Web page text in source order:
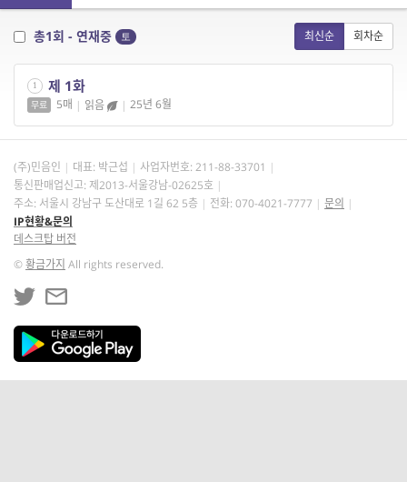
총1회 - 연재중 토 최신순 회차순
1 제 1화
무료 5매 | 읽음 | 25년 6월
(주)민음인 대표: 박근섭 사업자번호: 211-88-33701
통신판매업신고: 제2013-서울강남-02625호
주소: 서울시 강남구 도산대로 1길 62 5층
전화: 070-4021-7777
문의
IP현황&문의
데스크탑 버전
©황금가지 All rights reserved.